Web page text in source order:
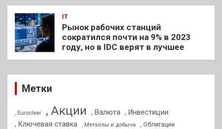
IT
Рынок рабочих станций
сократился почти на 9% в 2023
году, но в IDC верят в лучшее
Метки
, Euroclear , Акции , Валюта
, Инвестиции
, Ключевая ставка
, Металлы и добыча , Облигации